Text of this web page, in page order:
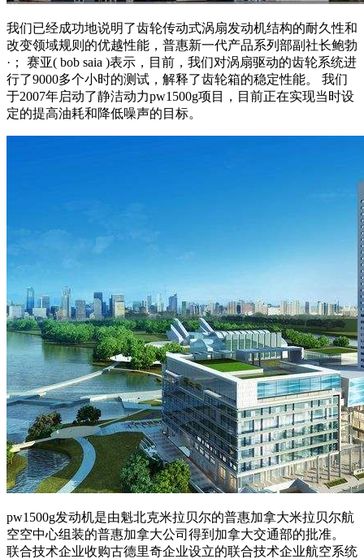
我们已经成功地说明了齿轮传动式涡扇发动机结构的耐久性和
改变领域规则的优越性能，普惠新一代产品系列部副社长鲍勃
·； 赛亚( bob saia )表示，目前，我们对涡扇驱动的齿轮系统进
行了9000多个小时的测试，解释了齿轮箱的稳定性能。 我们
于2007年启动了静洁动力pw1500g项目，目前正在实现当时设
定的提高油耗和降低噪声的目标。
pw1500g发动机是由魁北克米拉贝尔的普惠加拿大米拉贝尔航
空空中心组装的普惠加拿大公司得到加拿大交通部的批准。
联合技术企业收购古德里奇企业设立的联合技术企业航空系统